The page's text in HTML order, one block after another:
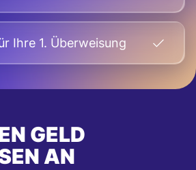
Ihre 1. Überweisung
GELD
AN